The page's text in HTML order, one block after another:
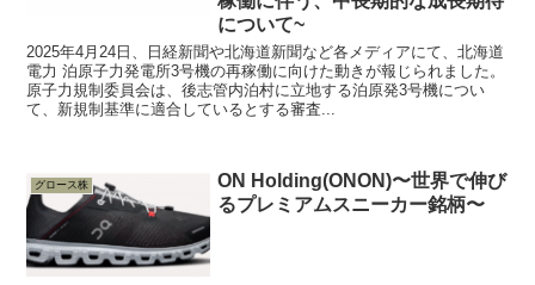
について~
2025年4月24日、日経新聞や北海道新聞など各メディアにて、北海道
電力 泊原子力発電所3号機の再稼働に向けた動きが報じられました。
原子力規制委員会は、後志管内泊村に立地する泊原発3号機につい
て、新規制基準に適合しているとする審査...
グロース株
ON Holding(ONON)〜世界で伸び
るプレミアムスニーカー銘柄〜